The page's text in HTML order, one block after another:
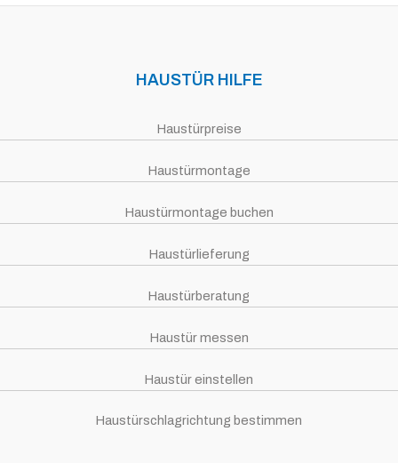
HAUSTÜR HILFE
Haustürpreise
Haustürmontage
Haustürmontage buchen
Haustürlieferung
Haustürberatung
Haustür messen
Haustür einstellen
Haustürschlagrichtung bestimmen